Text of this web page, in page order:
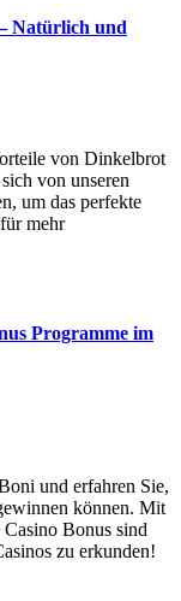
Natürlich und
von Dinkelbrot
von unseren
um das perfekte
mehr
Programme im
und erfahren Sie,
können. Mit
Bonus sind
zu erkunden!